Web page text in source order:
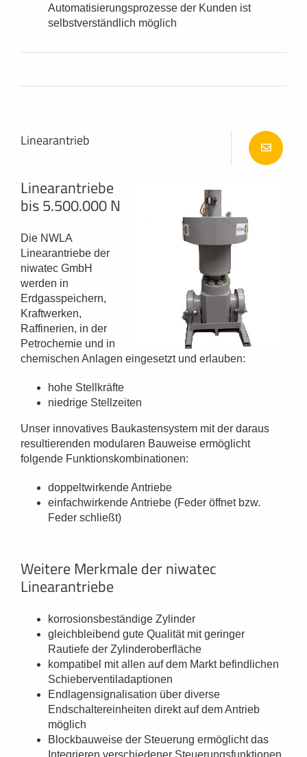
Automatisierungsprozesse der Kunden ist
selbstverständlich möglich
Linearantrieb
Linearantriebe
bis 5.500.000 N
Die NWLA
Linearantriebe der
niwatec GmbH
werden in
Erdgasspeichern,
Kraftwerken,
Raffinerien, in der
Petrochemie und in
chemischen Anlagen eingesetzt und erlauben:
hohe Stellkräfte
niedrige Stellzeiten
Unser innovatives Baukastensystem mit der daraus
resultierenden modularen Bauweise ermöglicht
folgende Funktionskombinationen:
doppeltwirkende Antriebe
einfachwirkende Antriebe (Feder öffnet bzw.
Feder schließt)
Weitere Merkmale der niwatec
Linearantriebe
korrosionsbeständige Zylinder
gleichbleibend gute Qualität mit geringer
Rautiefe der Zylinderoberfläche
kompatibel mit allen auf dem Markt befindlichen
Schieberventiladaptionen
Endlagensignalisation über diverse
Endschaltereinheiten direkt auf dem Antrieb
möglich
Blockbauweise der Steuerung ermöglicht das